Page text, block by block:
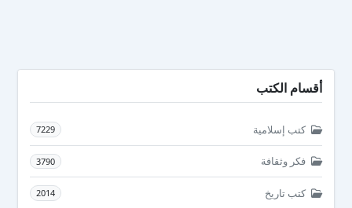
أقسام الكتب
كتب إسلامية 7229
فكر وثقافة 3790
كتب تاريخ 2014